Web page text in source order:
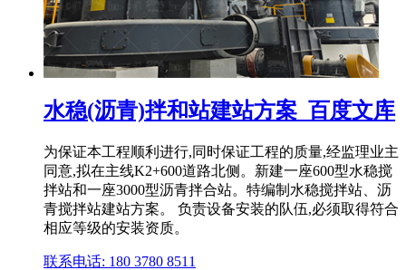
水稳(沥青)拌和站建站方案_百度文库
为保证本工程顺利进行,同时保证工程的质量,经监理业主
同意,拟在主线K2+600道路北侧。新建一座600型水稳搅
拌站和一座3000型沥青拌合站。特编制水稳搅拌站、沥
青搅拌站建站方案。 负责设备安装的队伍,必须取得符合
相应等级的安装资质。
联系电话: 180 3780 8511